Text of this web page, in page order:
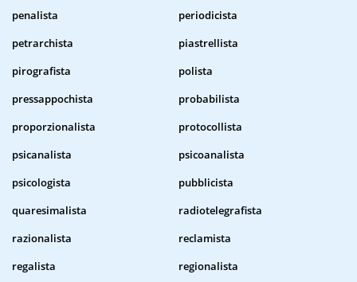
penalista
periodicista
petrarchista
piastrellista
pirografista
polista
pressappochista
probabilista
proporzionalista
protocollista
psicanalista
psicoanalista
psicologista
pubblicista
quaresimalista
radiotelegrafista
razionalista
reclamista
regalista
regionalista